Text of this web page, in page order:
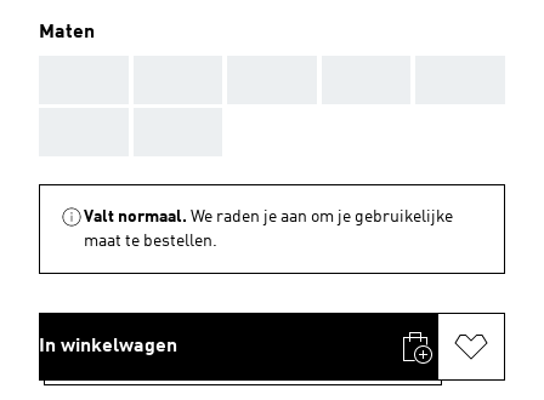
Maten
Valt normaal. We raden je aan om je gebruikelijke
maat te bestellen.
In winkelwagen